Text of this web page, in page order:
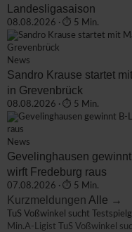
Landesligasaison
08.08.2026 · ⏱ 5 Min.
News
Sandro Krause startet
in Grevenbrück
08.08.2026 · ⏱ 5 Min.
News
Gevelinghausen
wirft Fredeburg raus
07.08.2026 · ⏱ 5 Min.
Kurzmeldungen Alle →
TuS Voßwinkel sucht
Min.A-Ligist TuS Voßwinkel